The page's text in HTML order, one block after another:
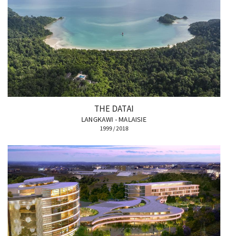
THE DATAI
LANGKAWI - MALAISIE
1999 / 2018